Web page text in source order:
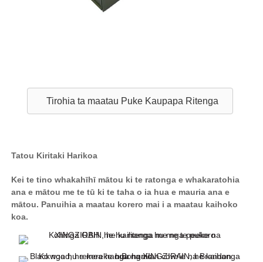
Tirohia ta maatau Puke Kaupapa Ritenga
Tatou Kiritaki Harikoa
Kei te tino whakahīhī mātou ki te ratonga e whakaratohia
ana e mātou me te tū ki te taha o ia hua e mauria ana e
mātou. Panuihia a maatau korero mai i a maatau kaihoko
koa.